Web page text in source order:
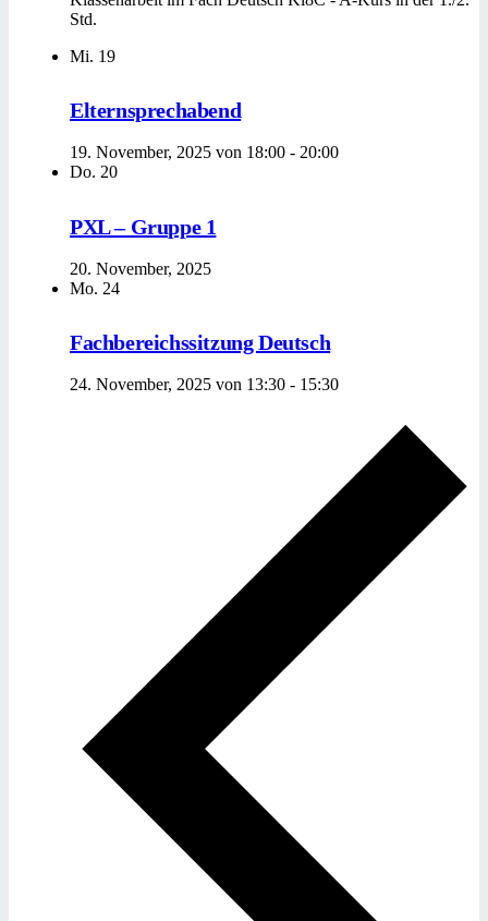
Std.
Mi. 19
Elternsprechabend
19. November, 2025 von 18:00 - 20:00
Do. 20
PXL – Gruppe 1
20. November, 2025
Mo. 24
Fachbereichssitzung Deutsch
24. November, 2025 von 13:30 - 15:30